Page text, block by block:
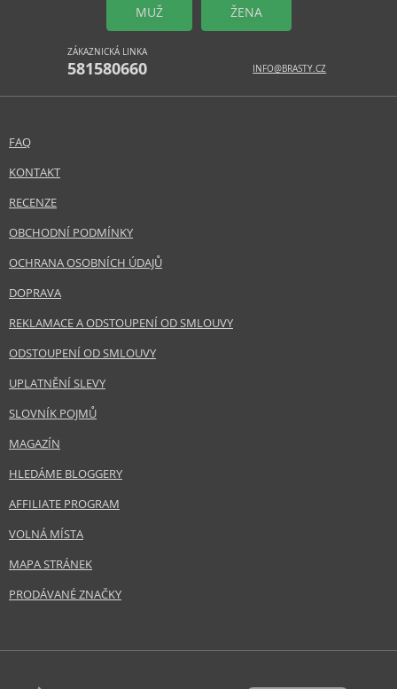
MUŽ ŽENA
ZÁKAZNICKÁ LINKA
581580660 INFO@BRASTY.CZ
FAQ
KONTAKT
RECENZE
OBCHODNÍ PODMÍNKY
OCHRANA OSOBNÍCH ÚDAJŮ
DOPRAVA
REKLAMACE A ODSTOUPENÍ OD SMLOUVY
ODSTOUPENÍ OD SMLOUVY
UPLATNĚNÍ SLEVY
SLOVNÍK POJMŮ
MAGAZÍN
HLEDÁME BLOGGERY
AFFILIATE PROGRAM
VOLNÁ MÍSTA
MAPA STRÁNEK
PRODÁVANÉ ZNAČKY